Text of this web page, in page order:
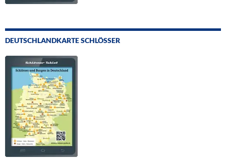
DEUTSCHLANDKARTE SCHLÖSSER